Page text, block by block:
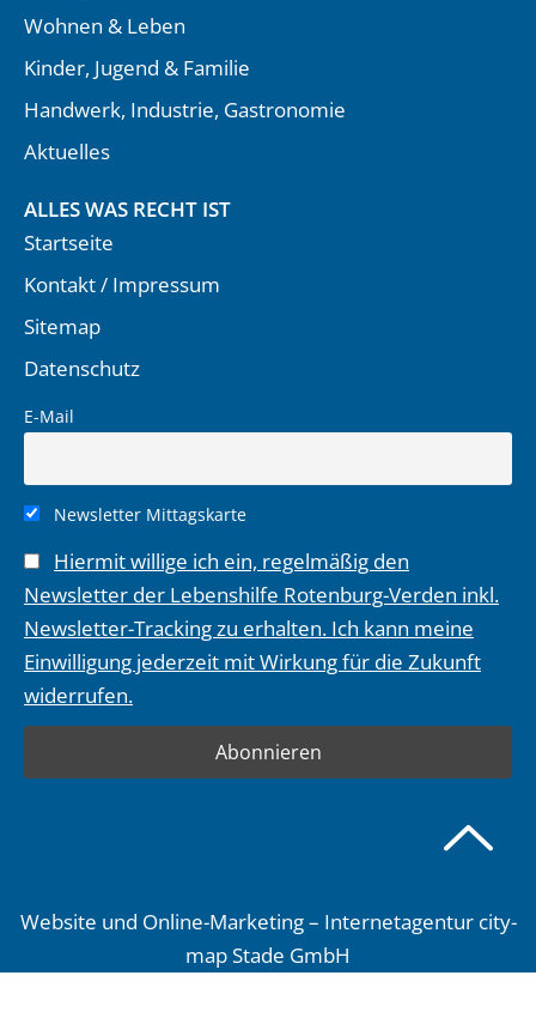
Wohnen & Leben
Kinder, Jugend & Familie
Handwerk, Industrie, Gastronomie
Aktuelles
ALLES WAS RECHT IST
Startseite
Kontakt / Impressum
Sitemap
Datenschutz
E-Mail
Newsletter Mittagskarte
Hiermit willige ich ein, regelmäßig den
Newsletter der Lebenshilfe Rotenburg-Verden inkl.
Newsletter-Tracking zu erhalten. Ich kann meine
Einwilligung jederzeit mit Wirkung für die Zukunft
widerrufen.
Website und Online-Marketing – Internetagentur city-
map Stade GmbH